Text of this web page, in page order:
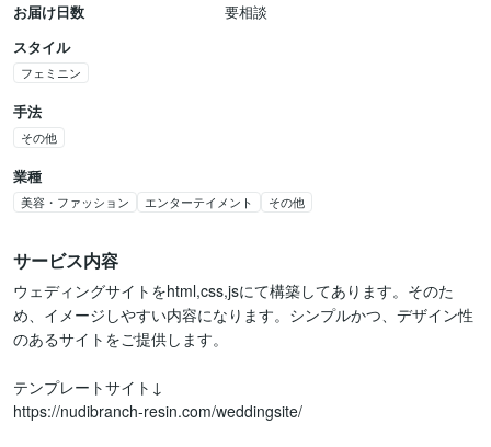
お届け日数
要相談
スタイル
フェミニン
手法
その他
業種
美容・ファッション エンターテイメント その他
サービス内容
ウェディングサイトをhtml,css,jsにて構築してあります。そのた
め、イメージしやすい内容になります。シンプルかつ、デザイン性
のあるサイトをご提供します。
テンプレートサイト↓
https://nudibranch-resin.com/weddingsite/